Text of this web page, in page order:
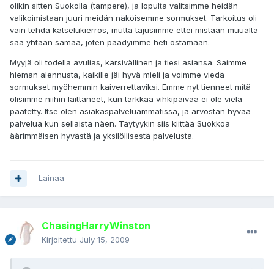
olikin sitten Suokolla (tampere), ja lopulta valitsimme heidän
valikoimistaan juuri meidän näköisemme sormukset. Tarkoitus oli
vain tehdä katselukierros, mutta tajusimme ettei mistään muualta
saa yhtään samaa, joten päädyimme heti ostamaan.
Myyjä oli todella avulias, kärsivällinen ja tiesi asiansa. Saimme
hieman alennusta, kaikille jäi hyvä mieli ja voimme viedä
sormukset myöhemmin kaiverrettaviksi. Emme nyt tienneet mitä
olisimme niihin laittaneet, kun tarkkaa vihkipäivää ei ole vielä
päätetty. Itse olen asiakaspalveluammatissa, ja arvostan hyvää
palvelua kun sellaista näen. Täytyykin siis kiittää Suokkoa
äärimmäisen hyvästä ja yksilöllisestä palvelusta.
Lainaa
ChasingHarryWinston
Kirjoitettu July 15, 2009